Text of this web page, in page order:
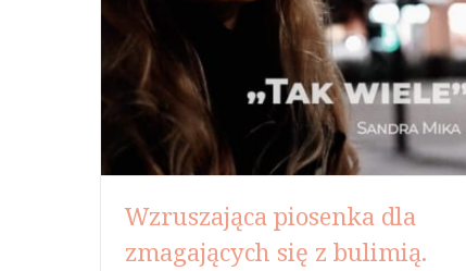
Wzruszająca piosenka dla
zmagających się z bulimią.